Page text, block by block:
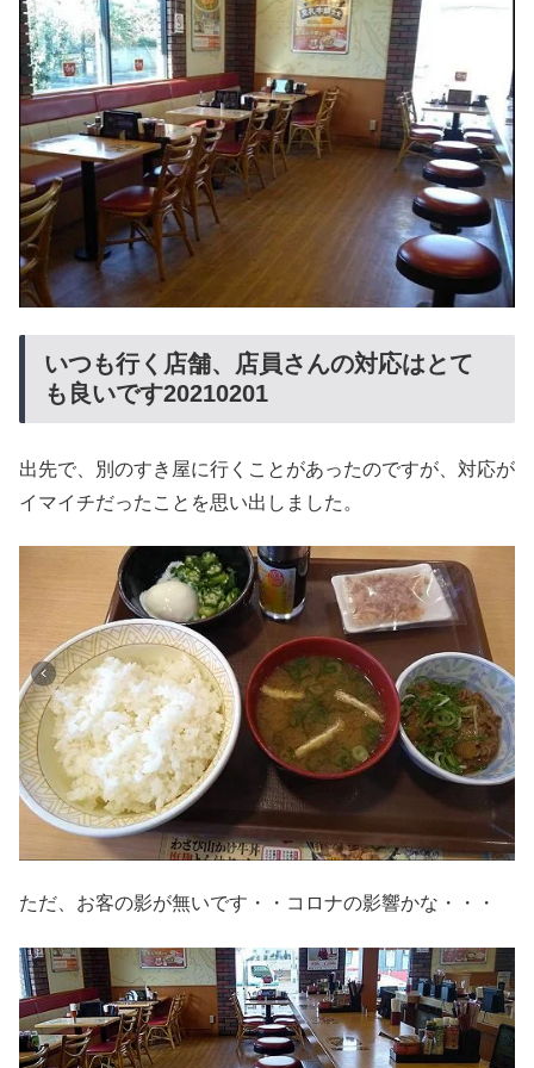
いつも行く店舗、店員さんの対応はとて
も良いです20210201
出先で、別のすき屋に行くことがあったのですが、対応が
イマイチだったことを思い出しました。
ただ、お客の影が無いです・・コロナの影響かな・・・